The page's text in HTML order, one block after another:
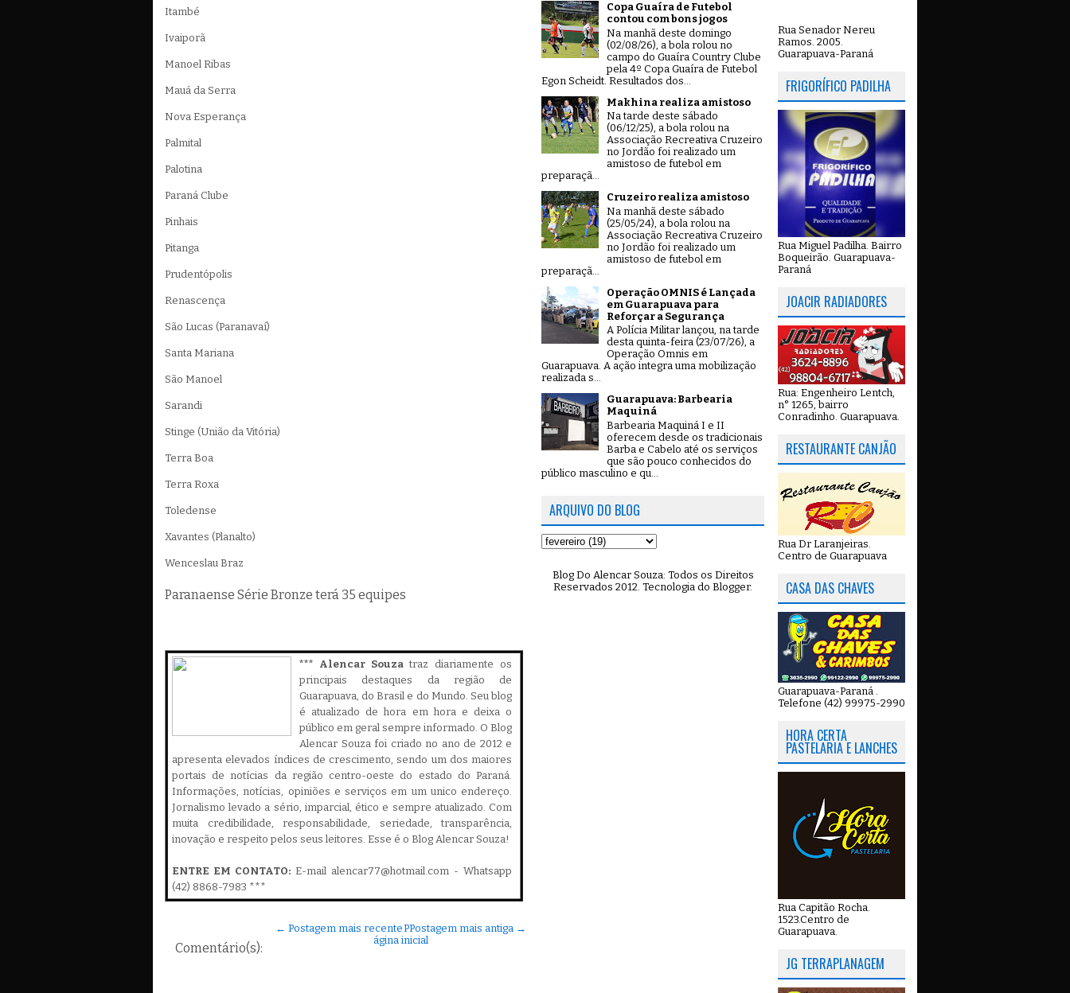
Itambé
Ivaiporã
Manoel Ribas
Mauá da Serra
Nova Esperança
Palmital
Palotina
Paraná Clube
Pinhais
Pitanga
Prudentópolis
Renascença
São Lucas (Paranavaí)
Santa Mariana
São Manoel
Sarandi
Stinge (União da Vitória)
Terra Boa
Terra Roxa
Toledense
Xavantes (Planalto)
Wenceslau Braz
Paranaense Série Bronze terá 35 equipes
*** Alencar Souza traz diariamente os
principais destaques da região de
Guarapuava, do Brasil e do Mundo. Seu blog
é atualizado de hora em hora e deixa o
público em geral sempre informado. O Blog
Alencar Souza foi criado no ano de 2012 e
apresenta elevados índices de crescimento, sendo um dos maiores
portais de notícias da região centro-oeste do estado do Paraná.
Informações, notícias, opiniões e serviços em um unico endereço.
Jornalismo levado a sério, imparcial, ético e sempre atualizado. Com
muita credibilidade, responsabilidade, seriedade, transparência,
inovação e respeito pelos seus leitores. Esse é o Blog Alencar Souza!
ENTRE EM CONTATO: E-mail alencar77@hotmail.com - Whatsapp
(42) 8868-7983 ***
Comentário(s):
← Postagem mais recente Postagem mais antiga →
P
ágina inicial
Copa Guaíra de Futebol
contou com bons jogos
Na manhã deste domingo
(02/08/26), a bola rolou no
campo do Guaíra Country Clube
pela 4º Copa Guaíra de Futebol
Egon Scheidt. Resultados dos...
Makhina realiza amistoso
Na tarde deste sábado
(06/12/25), a bola rolou na
Associação Recreativa Cruzeiro
no Jordão foi realizado um
amistoso de futebol em
preparaçã...
Cruzeiro realiza amistoso
Na manhã deste sábado
(25/05/24), a bola rolou na
Associação Recreativa Cruzeiro
no Jordão foi realizado um
amistoso de futebol em
preparaçã...
Operação OMNIS é Lançada
em Guarapuava para
Reforçar a Segurança
A Polícia Militar lançou, na tarde
desta quinta-feira (23/07/26), a
Operação Omnis em
Guarapuava. A ação integra uma mobilização
realizada s...
Guarapuava: Barbearia
Maquiná
Barbearia Maquiná I e II
oferecem desde os tradicionais
Barba e Cabelo até os serviços
que são pouco conhecidos do
público masculino e qu...
ARQUIVO DO BLOG
Blog Do Alencar Souza: Todos os Direitos
Reservados 2012. Tecnologia do Blogger.
Rua Senador Nereu
Ramos. 2005.
Guarapuava-Paraná
FRIGORÍFICO PADILHA
Rua Miguel Padilha. Bairro
Boqueirão. Guarapuava-
Paraná
JOACIR RADIADORES
Rua: Engenheiro Lentch,
n° 1265, bairro
Conradinho. Guarapuava.
RESTAURANTE CANJÃO
Rua Dr Laranjeiras.
Centro de Guarapuava
CASA DAS CHAVES
Guarapuava-Paraná .
Telefone (42) 99975-2990
HORA CERTA
PASTELARIA E LANCHES
Rua Capitão Rocha.
1523.Centro de
Guarapuava.
JG TERRAPLANAGEM